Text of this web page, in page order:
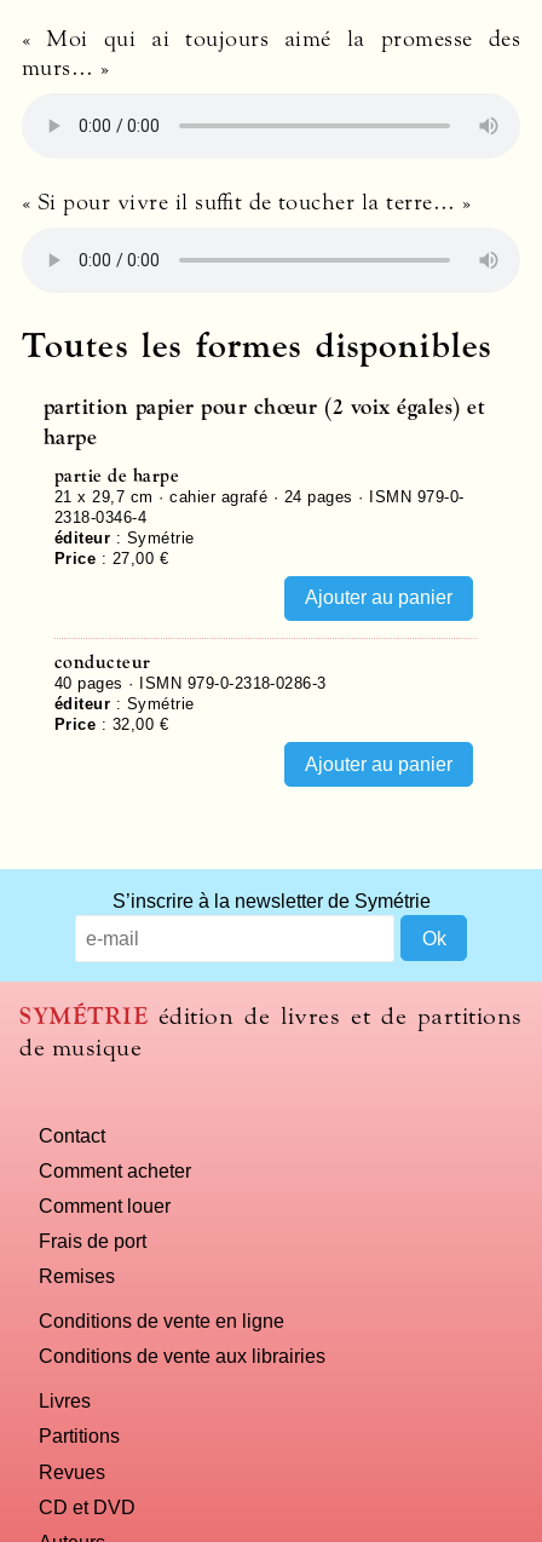
« Moi qui ai toujours aimé la promesse des
murs… »
« Si pour vivre il suffit de toucher la terre… »
Toutes les formes disponibles
partition papier pour chœur (2 voix égales) et
harpe
partie de harpe
21 x 29,7 cm · cahier agrafé · 24 pages ·
ISMN 979-0-
2318-0346-4
éditeur : Symétrie
Price : 27,00 €
conducteur
40 pages ·
ISMN 979-0-2318-0286-3
éditeur : Symétrie
Price : 32,00 €
S’inscrire à la newsletter de Symétrie
SYMÉTRIE édition de livres et de partitions
de musique
Contact
Comment acheter
Comment louer
Frais de port
Remises
Conditions de vente en ligne
Conditions de vente aux librairies
Livres
Partitions
Revues
CD et DVD